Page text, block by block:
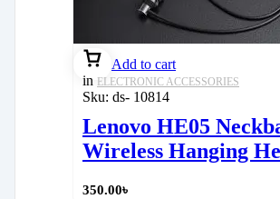
Add to cart
in ELECTRONIC ACCESSORIES
Sku: ds- 10814
Lenovo HE05
Wireless Hanging
350.00৳